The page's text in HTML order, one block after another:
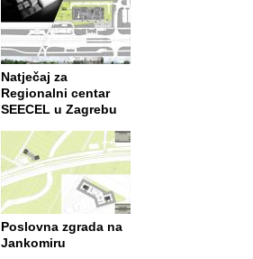
Natječaj za
Regionalni centar
SEECEL u Zagrebu
Poslovna zgrada na
Jankomiru